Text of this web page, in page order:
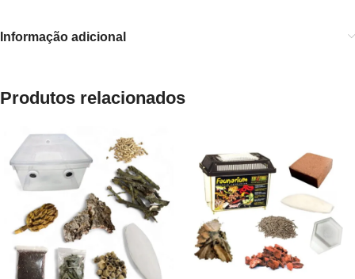
Informação adicional
Produtos relacionados